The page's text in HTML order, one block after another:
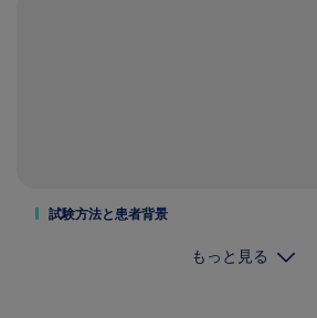
試験方法と患者背景
もっと見る